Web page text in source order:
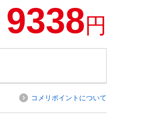
9338円
コメリポイントについて